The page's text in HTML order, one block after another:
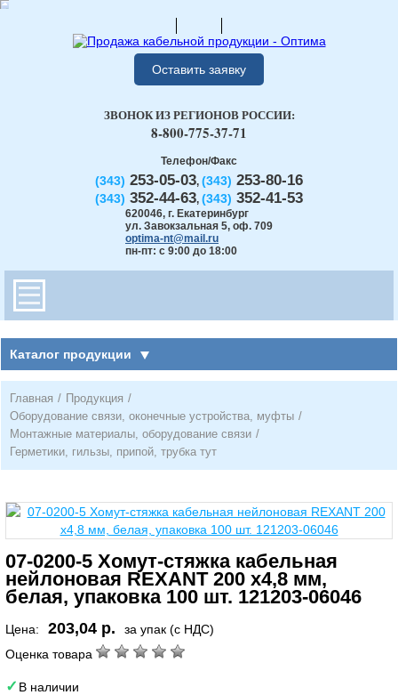
Оставить заявку
Телефон/Факс
(343) 253-05-03, (343) 253-80-16
(343) 352-44-63, (343) 352-41-53
620046, г. Екатеринбург
ул. Завокзальная 5, оф. 709
optima-nt@mail.ru
пн-пт: с 9:00 до 18:00
ЗВОНОК ИЗ РЕГИОНОВ РОССИИ:
8-800-775-37-71
Каталог продукции
Главная / Продукция /
Оборудование связи, оконечные устройства, муфты /
Монтажные материалы, оборудование связи /
Герметики, гильзы, припой, трубка тут
07-0200-5 Хомут-стяжка кабельная
нейлоновая REXANT 200 x4,8 мм,
белая, упаковка 100 шт. 121203-06046
Цена: 203,04 р.
за упак (с НДС)
Оценка товара
В наличии